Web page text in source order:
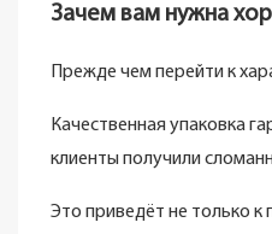
Зачем вам нужна
Прежде чем перейти к
Качественная упаковка
клиенты получили
Это приведёт не только к